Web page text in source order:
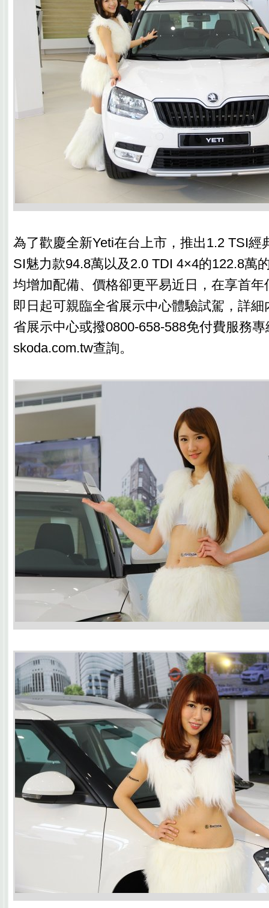
為了歡慶全新Yeti在台上市，推出1.2 TSI經
SI魅力款94.8萬以及2.0 TDI 4×4的122.8萬
均增加配備、價格卻更平易近日，在享首年
即日起可親臨全省展示中心體驗試駕，詳
省展示中心或撥0800-658-588免付費服務
skoda.com.tw查詢。